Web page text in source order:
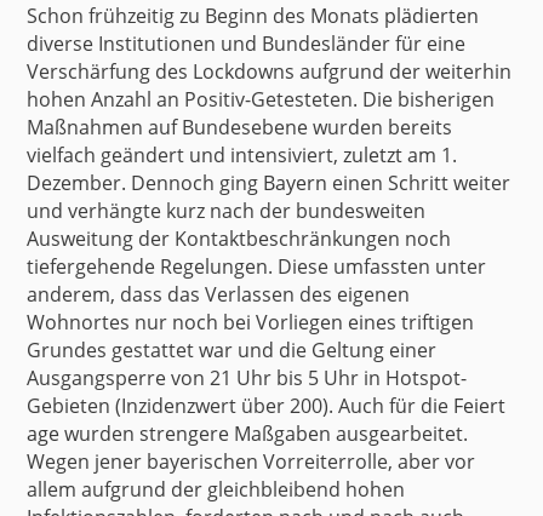
Schon frühzeitig zu Beginn des Monats plädierten
diverse Institutionen und Bundesländer für eine
Verschärfung des Lockdowns aufgrund der weiterhin
hohen Anzahl an Positiv-Getesteten. Die bisherigen
Maßnahmen auf Bundesebene wurden bereits
vielfach geändert und intensiviert,zuletztam 1.
Dezember. Dennoch ging Bayern einen Schritt weiter
und verhängte kurz nach der bundesweiten
Ausweitung der Kontaktbeschränkungen noch
tiefergehende Regelungen. Diese umfassten unter
anderem, dass das Verlassen des eigenen
Wohnortes nur noch bei Vorliegen eines triftigen
Grundes gestattet war und die Geltung einer
Ausgangsperre von 21 Uhr bis 5 Uhr in Hotspot-
Gebieten (Inzidenzwert über 200). Auch für die Feiert
agewurden strengere Maßgaben ausgearbeitet.
Wegen jener bayerischen Vorreiterrolle, aber vor
allem aufgrund der gleichbleibend hohen